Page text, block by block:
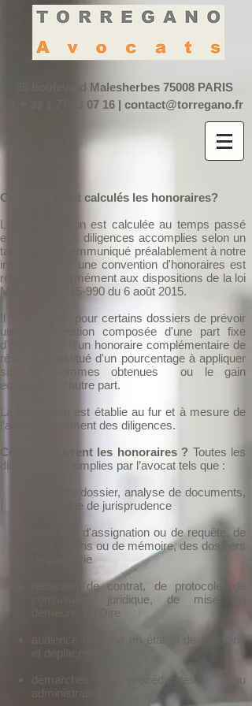
85 boulevard Malesherbes 75008 PARIS
33 1 77 13 07 16| contact@torregano.fr
Comment sont calculés les honoraires?
La rémunération est calculée au temps passé
en fonction des diligences accomplies selon un
taux horaire communiqué préalablement à notre
intervention et une convention d'honoraires est
rédigée conformément aux dispositions de la loi
Macron n°
2015-990 du 6 août 2015.
Il est possible pour certains dossiers de prévoir
une rémunération composée d'une part fixe
d'une part et d’un honoraire complémentaire de
résultat, constitué d'un pourcentage à appliquer
sur les sommes obtenues ou le gain
économisé d'autre part.
La facturation est établie au fur et à mesure de
l'accomplissement des diligences.
Ce que couvrent les honoraires ? Toutes les
diligences accomplies par l’avocat tels que :
étude du dossier, analyse de documents,
recherche de jurisprudence
rédaction d'assignation ou de requête, de
conclusions ou de mémoire, des dossiers
de plaidoirie
rédaction de contrat, de protocole, de
consultation juridique, de mise en
demeure, de Dire
audience de mise en état et de plaidoirie
démarches procédurales ou